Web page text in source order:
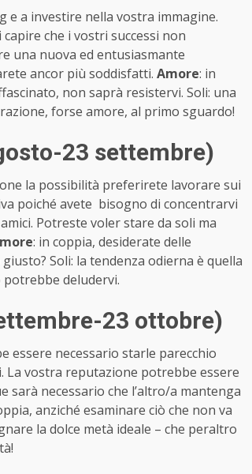
a investire nella vostra immagine.
che i vostri successi non
una nuova ed entusiasmante
ancor più soddisfatti. Amore: in
non saprà resistervi. Soli: una
forse amore, al primo sguardo!
23 settembre)
la possibilità preferirete lavorare sui
poiché avete bisogno di concentrarvi
Potreste voler stare da soli ma
: in coppia, desiderate delle
Soli: la tendenza odierna è quella
potrebbe deludervi.
23 ottobre)
essere necessario starle parecchio
La vostra reputazione potrebbe essere
sarà necessario che l’altro/a mantenga
anziché esaminare ciò che non va
la dolce metà ideale – che peraltro